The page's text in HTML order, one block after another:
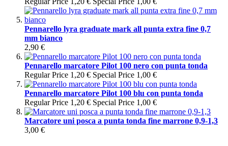
Pennarello lyra graduate mark all punta extra fine 0,7
mm bianco
2,90 €
Pennarello marcatore Pilot 100 nero con punta tonda
Regular Price 1,20 € Special Price 1,00 €
Pennarello marcatore Pilot 100 blu con punta tonda
Regular Price 1,20 € Special Price 1,00 €
Marcatore uni posca a punta tonda fine marrone 0,9-1,3
3,00 €